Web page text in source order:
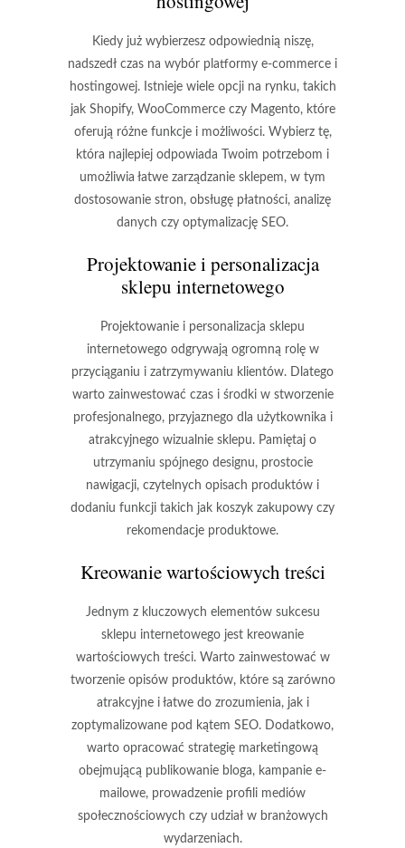
Kiedy już wybierzesz odpowiednią niszę,
nadszedł czas na wybór platformy e-commerce i
hostingowej. Istnieje wiele opcji na rynku, takich
jak Shopify, WooCommerce czy Magento, które
oferują różne funkcje i możliwości. Wybierz tę,
która najlepiej odpowiada Twoim potrzebom i
umożliwia łatwe zarządzanie sklepem, w tym
dostosowanie stron, obsługę płatności, analizę
danych czy optymalizację SEO.
Projektowanie i personalizacja
sklepu internetowego
Projektowanie i personalizacja sklepu
internetowego odgrywają ogromną rolę w
przyciąganiu i zatrzymywaniu klientów. Dlatego
warto zainwestować czas i środki w stworzenie
profesjonalnego, przyjaznego dla użytkownika i
atrakcyjnego wizualnie sklepu. Pamiętaj o
utrzymaniu spójnego designu, prostocie
nawigacji, czytelnych opisach produktów i
dodaniu funkcji takich jak koszyk zakupowy czy
rekomendacje produktowe.
Kreowanie wartościowych treści
Jednym z kluczowych elementów sukcesu
sklepu internetowego jest kreowanie
wartościowych treści. Warto zainwestować w
tworzenie opisów produktów, które są zarówno
atrakcyjne i łatwe do zrozumienia, jak i
zoptymalizowane pod kątem SEO. Dodatkowo,
warto opracować strategię marketingową
obejmującą publikowanie bloga, kampanie e-
mailowe, prowadzenie profili mediów
społecznościowych czy udział w branżowych
wydarzeniach.